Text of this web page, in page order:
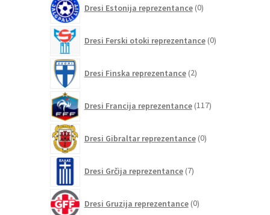
Dresi Estonija reprezentance 0izdelkov
Dresi Ferski otoki reprezentance 0izdelkov
Dresi Finska reprezentance 2izdelka
Dresi Francija reprezentance 117izdelkov
Dresi Gibraltar reprezentance 0izdelkov
Dresi Grčija reprezentance 7izdelkov
Dresi Gruzija reprezentance 0izdelkov